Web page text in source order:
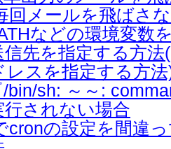
回メールを飛ばさ
などの環境変数
先を指定する方
レスを指定する方
bin/sh: ～～:
されない場合
cronの設定を間違